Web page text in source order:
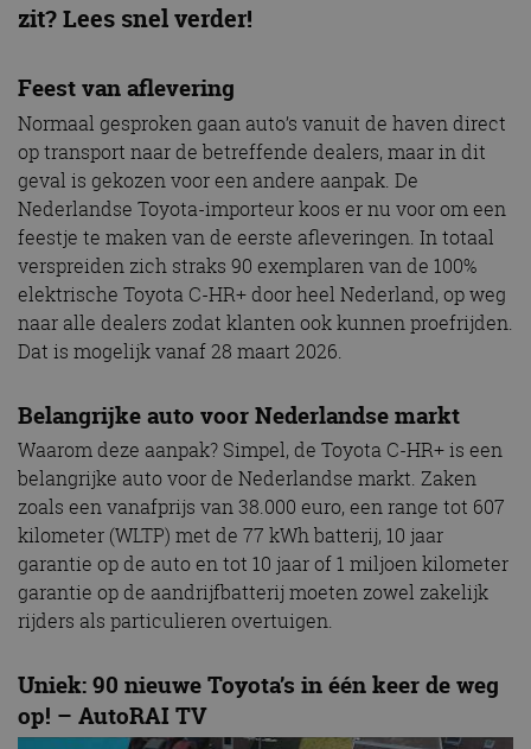
zit? Lees snel verder!
Feest van aflevering
Normaal gesproken gaan auto’s vanuit de haven direct
op transport naar de betreffende dealers, maar in dit
geval is gekozen voor een andere aanpak. De
Nederlandse Toyota-importeur koos er nu voor om een
feestje te maken van de eerste afleveringen. In totaal
verspreiden zich straks 90 exemplaren van de 100%
elektrische Toyota C-HR+ door heel Nederland, op weg
naar alle dealers zodat klanten ook kunnen proefrijden.
Dat is mogelijk vanaf 28 maart 2026.
Belangrijke auto voor Nederlandse markt
Waarom deze aanpak? Simpel, de Toyota C-HR+ is een
belangrijke auto voor de Nederlandse markt. Zaken
zoals een vanafprijs van 38.000 euro, een range tot 607
kilometer (WLTP) met de 77 kWh batterij, 10 jaar
garantie op de auto en tot 10 jaar of 1 miljoen kilometer
garantie op de aandrijfbatterij moeten zowel zakelijk
rijders als particulieren overtuigen.
Uniek: 90 nieuwe Toyota’s in één keer de weg
op! – AutoRAI TV